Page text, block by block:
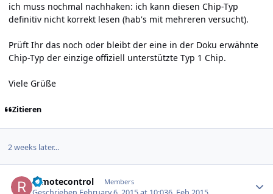
ich muss nochmal nachhaken: ich kann diesen Chip-Typ
definitiv nicht korrekt lesen (hab's mit mehreren versucht).
Prüft Ihr das noch oder bleibt der eine in der Doku erwähnte
Chip-Typ der einzige offiziell unterstützte Typ 1 Chip.
Viele Grüße
Zitieren
2 weeks later...
remotecontrol Members